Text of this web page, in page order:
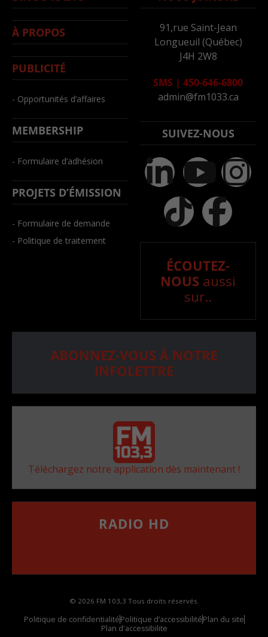
À PROPOS
PUBLICITÉ
- Opportunités d’affaires
MEMBERSHIP
- Formulaire d’adhésion
PROJETS D’ÉMISSION
- Formulaire de demande
- Politique de traitement
91,rue Saint-Jean
Longueuil (Québec)
J4H 2W8
SMS | 450-646-6800
admin@fm1033.ca
SUIVEZ-NOUS
ÉCOUTEZ-
NOUS aussi
sur..
ABONNEZ-VOUS À NOTRE
INFOLETTRE
Téléchargez notre application dès maintenant !
RADIO HD
© 2026 FM 103,3 Tous droits réservés.
Politique de confidentialitéPolitique d’accessibilitéPlan du site
Plan d'accessibilite